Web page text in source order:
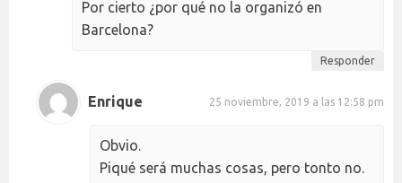
Por cierto ¿por qué no la organizó en
Barcelona?
Responder
Enrique 25 noviembre, 2019 a las 12:58 pm
Obvio.
Piqué será muchas cosas, pero tonto no.